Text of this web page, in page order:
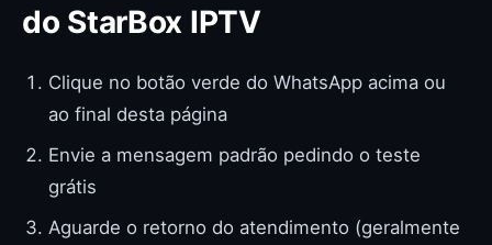
do StarBox IPTV
Clique no botão verde do WhatsApp acima ou
ao final desta página
Envie a mensagem padrão pedindo o teste
grátis
Aguarde o retorno do atendimento (geralmente